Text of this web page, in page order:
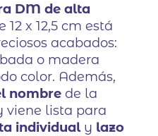
DM de alta
12 x 12,5 cm está
acabados:
o madera
color. Además,
nombre de la
viene lista para
individualy lazo